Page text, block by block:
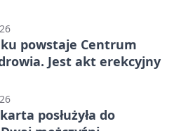
powstaje Centrum
Jest akt erekcyjny
posłużyła do